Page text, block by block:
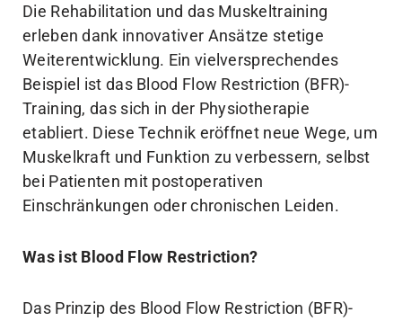
Die Rehabilitation und das Muskeltraining
erleben dank innovativer Ansätze stetige
Weiterentwicklung. Ein vielversprechendes
Beispiel ist das Blood Flow Restriction (BFR)-
Training, das sich in der Physiotherapie
etabliert. Diese Technik eröffnet neue Wege, um
Muskelkraft und Funktion zu verbessern, selbst
bei Patienten mit postoperativen
Einschränkungen oder chronischen Leiden.
Was ist Blood Flow Restriction?
Das Prinzip des Blood Flow Restriction (BFR)-